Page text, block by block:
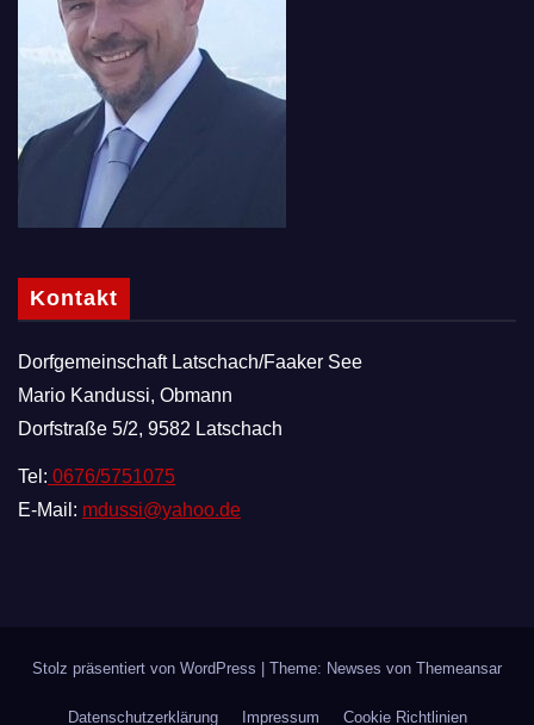
Kontakt
Dorfgemeinschaft Latschach/Faaker See
Mario Kandussi, Obmann
Dorfstraße 5/2, 9582 Latschach
Tel: 0676/5751075
E-Mail: mdussi@yahoo.de
Stolz präsentiert von WordPress Theme: Newses von Themeansar
Datenschutzerklärung Impressum Cookie Richtlinien